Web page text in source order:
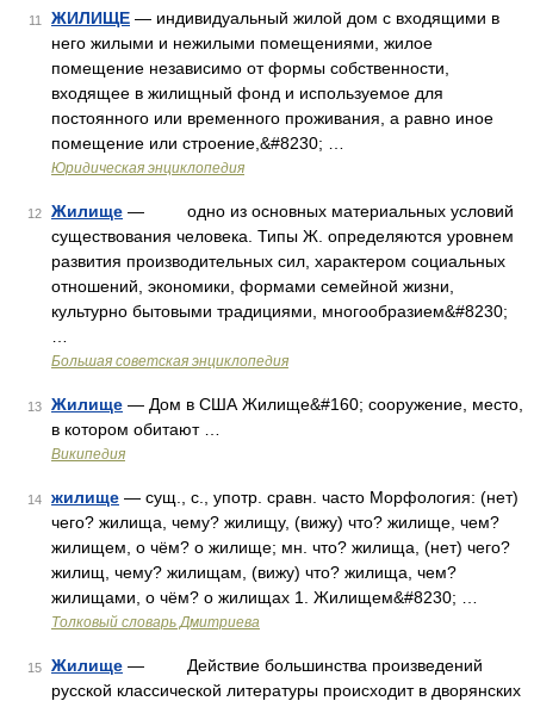
11 ЖИЛИЩЕ — индивидуальный жилой дом с входящими в
него жилыми и нежилыми помещениями, жилое
помещение независимо от формы собственности,
входящее в жилищный фонд и используемое для
постоянного или временного проживания, а равно иное
помещение или строение,&#8230; …
Юридическая энциклопедия
12 Жилище — одно из основных материальных условий
существования человека. Типы Ж. определяются уровнем
развития производительных сил, характером социальных
отношений, экономики, формами семейной жизни,
культурно бытовыми традициями, многообразием&#8230;
Большая советская энциклопедия
13 Жилище — Дом в США Жилище&#160; сооружение, место,
в котором обитают …
Википедия
14 жилище — сущ., с., употр. сравн. часто Морфология: (нет)
чего? жилища, чему? жилищу, (вижу) что? жилище, чем?
жилищем, о чём? о жилище; мн. что? жилища, (нет) чего?
жилищ, чему? жилищам, (вижу) что? жилища, чем?
жилищами, о чём? о жилищах 1. Жилищем&#8230; …
Толковый словарь Дмитриева
15 Жилище — Действие большинства произведений
русской классической литературы происходит в дворянских